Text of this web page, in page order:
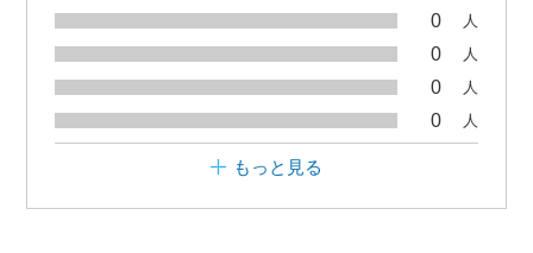
0 人
0 人
0 人
0 人
もっと見る